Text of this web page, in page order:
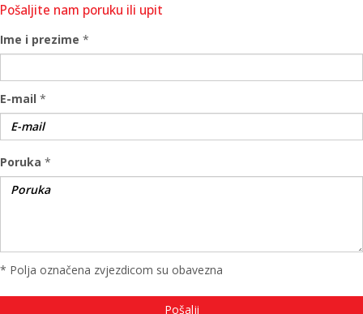
Pošaljite nam poruku ili upit
Ime i prezime *
E-mail *
Poruka *
* Polja označena zvjezdicom su obavezna